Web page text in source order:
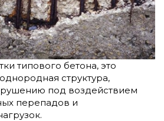
типового бетона, это
структура,
под воздействием
перепадов и